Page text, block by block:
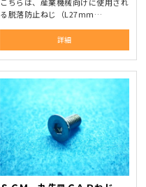
る脱落防止ねじ（L27ｍｍ…
詳細